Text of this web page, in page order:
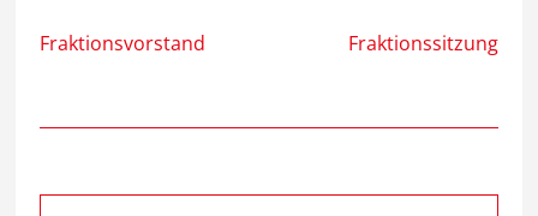
Fraktionsvorstand Fraktionssitzung